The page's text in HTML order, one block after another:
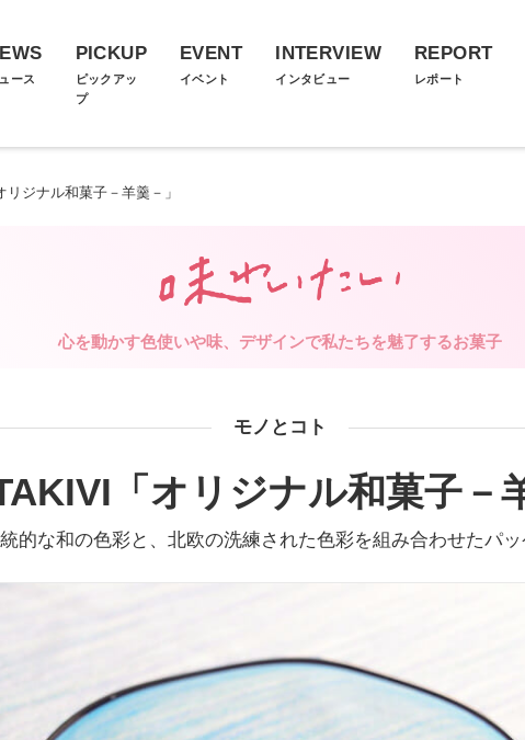
ース
PICKUP
ピックアッ
プ
EVENT
イベント
INTERVIEW
インタビュー
REPORT
レポート
リジナル和菓子－羊羹－」
心を動かす色使いや味、デザインで私たちを魅了するお菓子
モノとコト
「オリジナル和菓子－
的な和の色彩と、北欧の洗練された色彩を組み合わせたパ